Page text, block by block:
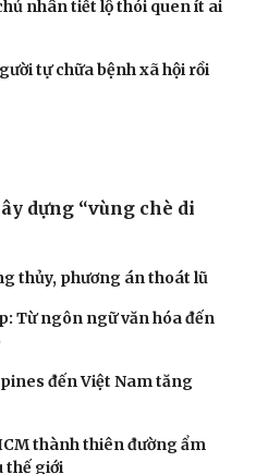
sức khỏe tình dục tuổi
nhân tiết lộ thói quen ít ai
dựng “vùng chè di